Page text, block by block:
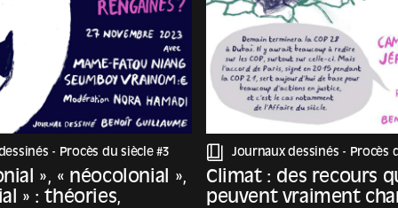
- Procès du siècle #3
», « néocolonial »,
» : théories,
Journaux dessinés - Procès
Climat : des recours
peuvent vraiment